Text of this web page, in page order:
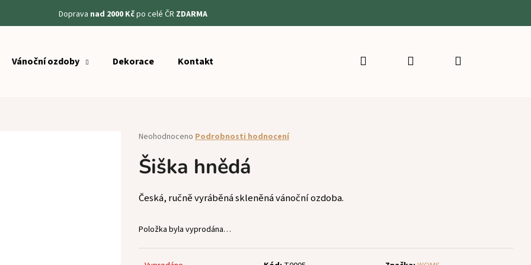
Doprava nad 2000 Kčpo celé ČR ZDARMA
Vánoční ozdoby Dekorace Kontakt Hledat PřihlášeníNákupní
Průměrné
produktu
je
z
5
Neohodnoceno Podrobnosti hodnocení
Šiška hnědá
Česká, ručně vyráběná skleněná vánoční ozdoba.
Položka byla vyprodána…
Co potřebujete najít?